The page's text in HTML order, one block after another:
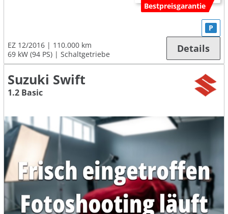
Bestpreisgarantie
EZ 12/2016
110.000 km
69 kW (94 PS)
Schaltgetriebe
P
Details
Suzuki Swift
1.2 Basic